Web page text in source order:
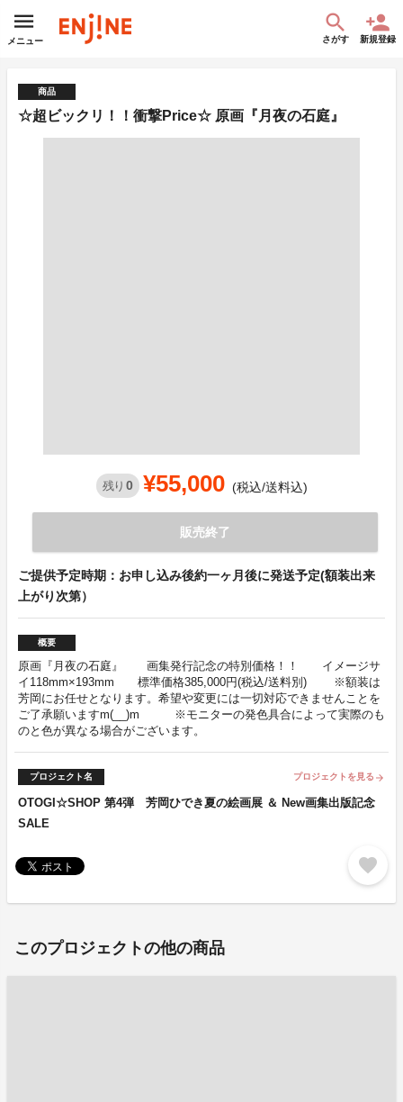
メニュー さがす 新規登録
商品
☆超ビックリ！！衝撃Price☆ 原画『月夜の石庭』
残り 0 ¥55,000 (税込/送料込)
販売終了
ご提供予定時期：お申し込み後約一ヶ月後に発送予定(額装出来
上がり次第）
概要
原画『月夜の石庭』 画集発行記念の特別価格！！ イメージサ
イ118mm×193mm 標準価格385,000円(税込/送料別) ※額装は
芳岡にお任せとなります。希望や変更には一切対応できませんことを
ご了承願いますm(__)m ※モニターの発色具合によって実際のも
のと色が異なる場合がございます。
プロジェクト名 プロジェクトを見る arrow_forward
OTOGI☆SHOP 第4弾 芳岡ひでき夏の絵画展 ＆ New画集出版記念
SALE
favorite
このプロジェクトの他の商品